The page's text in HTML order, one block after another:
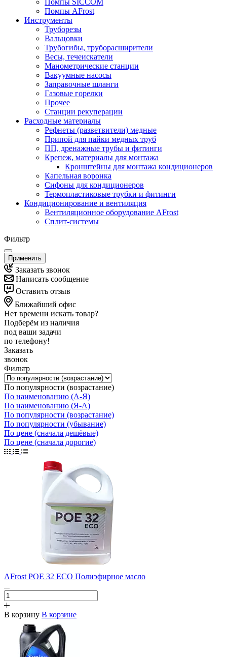
Помпы AFrost
Инструменты
Труборезы
Вальцовки
Трубогибы, труборасширители
Весы, течеискатели
Манометрические станции
Вакуумные насосы
Заправочные шланги
Газовые горелки
Прочее
Станции рекуперации
Расходные материалы
Рефнеты (разветвители) медные
Припой для пайки медных труб
ПП, дренажные трубы и фитинги
Крепеж, материалы для монтажа
Кронштейны для монтажа кондиционеров
Капельная воронка
Сифоны для кондиционеров
Термопластиковые трубки и фитинги
Кондиционирование и вентиляция
Вентиляционное оборудование AFrost
Сплит-системы
Фильтр
Применить
Заказать звонок
Написать сообщение
Оставить отзыв
Ближайший офис
Нет времени искать товар?
Подберём из наличия
под ваши задачи
по телефону!
Заказать
звонок
Фильтр
По популярности (возрастание)
По наименованию (А-Я)
По наименованию (Я-А)
По популярности (возрастание)
По популярности (убывание)
По цене (сначала дешёвые)
По цене (сначала дорогие)
AFrost POE 32 ECO Полиэфирное масло
В корзину В корзине